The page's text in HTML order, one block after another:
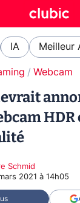
IA Meilleur
Webcam
HDR
Schmid
2021 à 14h05